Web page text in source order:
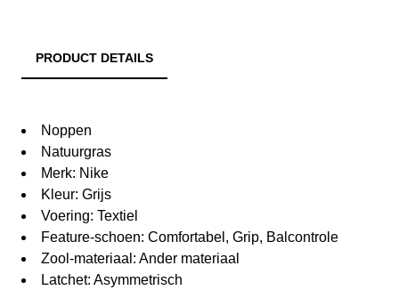
PRODUCT DETAILS
Noppen
Natuurgras
Merk: Nike
Kleur: Grijs
Voering: Textiel
Feature-schoen: Comfortabel, Grip, Balcontrole
Zool-materiaal: Ander materiaal
Latchet: Asymmetrisch